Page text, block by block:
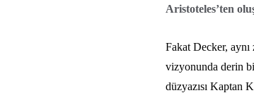
Aristoteles’ten
Fakat Decker,
vizyonunda derin
düzyazısı Kaptan